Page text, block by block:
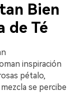
Bien
de Té
inspiración
pétalo,
se percibe